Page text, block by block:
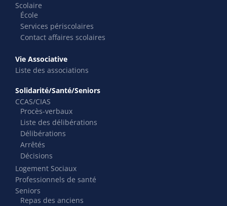
Scolaire
École
Services périscolaires
Contact affaires scolaires
Vie Associative
Liste des associations
Solidarité/Santé/Seniors
CCAS/CIAS
Procès-verbaux
Liste des délibérations
Délibérations
Arrêtés
Décisions
Logement Sociaux
Professionnels de santé
Seniors
Repas des anciens